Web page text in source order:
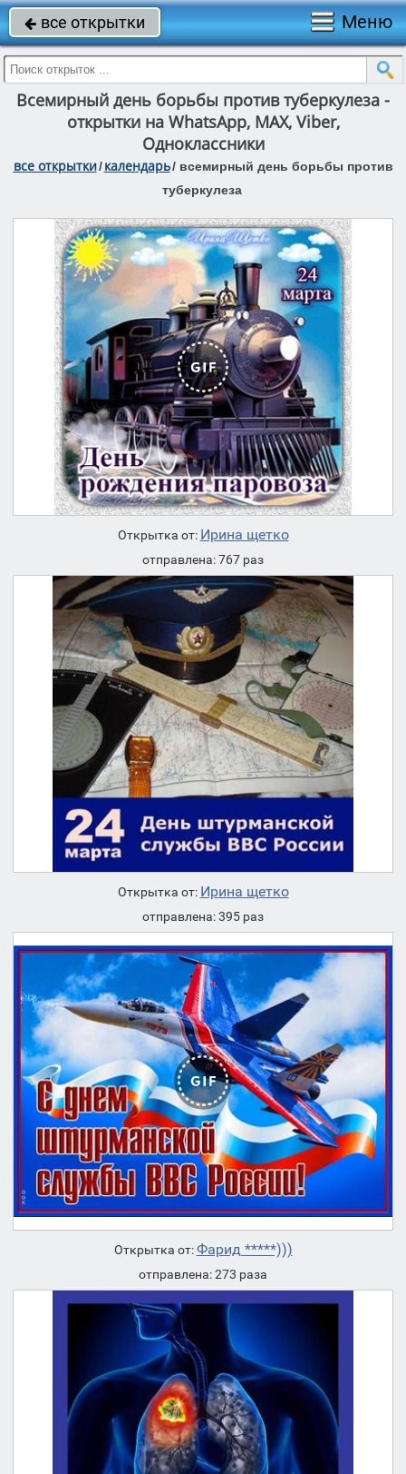
 все открытки Меню
Всемирный день борьбы против туберкулеза -
открытки на WhatsApp, MAX, Viber,
Одноклассники
все открытки/ календарь/ всемирный день борьбы против
туберкулеза
Открытка от: Ирина щетко
отправлена: 767 раз
Открытка от: Ирина щетко
отправлена: 395 раз
Открытка от:Фарид *****)))
отправлена: 273 раза